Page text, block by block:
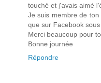
touché et j'avais aimé
Je suis membre de
que sur Facebook
Merci beaucoup pour
Bonne journée
Répondre